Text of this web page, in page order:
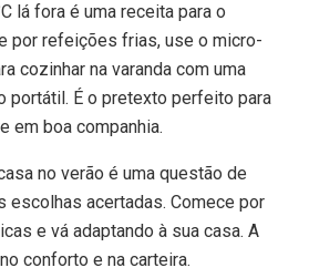
lá fora é uma receita para o
por refeições frias, use o micro-
cozinhar na varanda com uma
portátil. É o pretexto perfeito para
em boa companhia.
no verão é uma questão de
escolhas acertadas. Comece por
e vá adaptando à sua casa. A
conforto e na carteira.